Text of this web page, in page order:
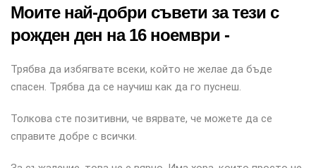
Моите най-добри съвети за тези с
рожден ден на 16 ноември -
Трябва да избягвате всеки, който не желае да бъде
спасен. Трябва да се научиш как да го пуснеш.
Толкова сте позитивни, че вярвате, че можете да се
справите добре с всички.